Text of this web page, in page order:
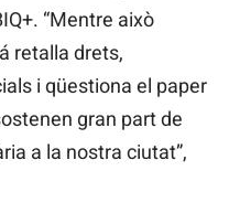
“Mentre això
retalla drets,
i qüestiona el paper
gran part de
a la nostra ciutat”,